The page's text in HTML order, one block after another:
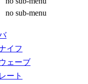
no sub-menu
イフ
ェーブ
ート